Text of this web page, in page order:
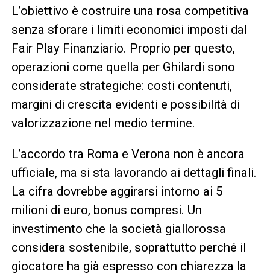
L’obiettivo è costruire una rosa competitiva
senza sforare i limiti economici imposti dal
Fair Play Finanziario. Proprio per questo,
operazioni come quella per Ghilardi sono
considerate strategiche: costi contenuti,
margini di crescita evidenti e possibilità di
valorizzazione nel medio termine.
L’accordo tra Roma e Verona non è ancora
ufficiale, ma si sta lavorando ai dettagli finali.
La cifra dovrebbe aggirarsi intorno ai 5
milioni di euro, bonus compresi. Un
investimento che la società giallorossa
considera sostenibile, soprattutto perché il
giocatore ha già espresso con chiarezza la